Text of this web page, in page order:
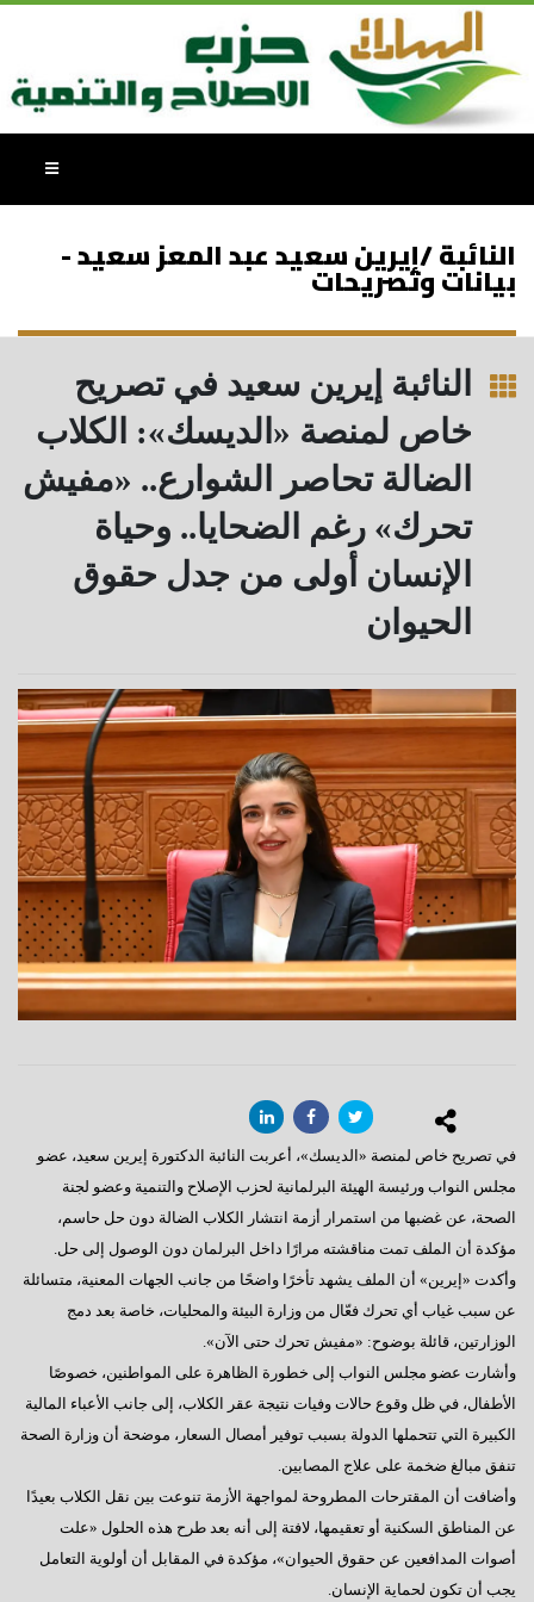
النائبة /إيرين سعيد عبد المعز سعيد -
بيانات وتصريحات
النائبة إيرين سعيد في تصريح
خاص لمنصة «الديسك»: الكلاب
الضالة تحاصر الشوارع.. «مفيش
تحرك» رغم الضحايا.. وحياة
الإنسان أولى من جدل حقوق
الحيوان
في تصريح خاص لمنصة «الديسك»، أعربت النائبة الدكتورة إيرين سعيد، عضو
مجلس النواب ورئيسة الهيئة البرلمانية لحزب الإصلاح والتنمية وعضو لجنة
الصحة، عن غضبها من استمرار أزمة انتشار الكلاب الضالة دون حل حاسم،
مؤكدة أن الملف تمت مناقشته مرارًا داخل البرلمان دون الوصول إلى حل.
وأكدت «إيرين» أن الملف يشهد تأخرًا واضحًا من جانب الجهات المعنية، متسائلة
عن سبب غياب أي تحرك فعّال من وزارة البيئة والمحليات، خاصة بعد دمج
الوزارتين، قائلة بوضوح: «مفيش تحرك حتى الآن».
وأشارت عضو مجلس النواب إلى خطورة الظاهرة على المواطنين، خصوصًا
الأطفال، في ظل وقوع حالات وفيات نتيجة عقر الكلاب، إلى جانب الأعباء المالية
الكبيرة التي تتحملها الدولة بسبب توفير أمصال السعار، موضحة أن وزارة الصحة
تنفق مبالغ ضخمة على علاج المصابين.
وأضافت أن المقترحات المطروحة لمواجهة الأزمة تنوعت بين نقل الكلاب بعيدًا
عن المناطق السكنية أو تعقيمها، لافتة إلى أنه بعد طرح هذه الحلول «علت
أصوات المدافعين عن حقوق الحيوان»، مؤكدة في المقابل أن أولوية التعامل
يجب أن تكون لحماية الإنسان.